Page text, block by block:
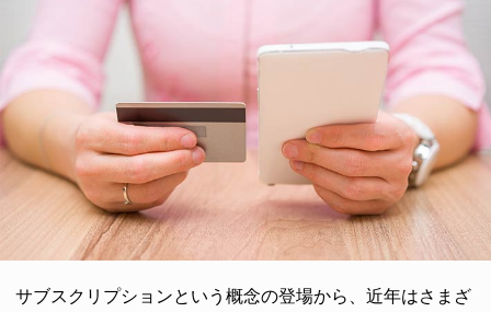
サブスクリプションという概念の登場から、近年はさまざ